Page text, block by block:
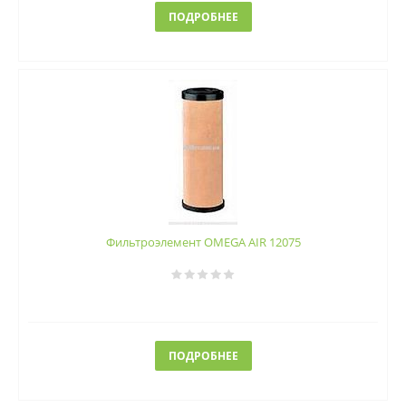
ПОДРОБНЕЕ
Фильтроэлемент OMEGA AIR 12075
ПОДРОБНЕЕ